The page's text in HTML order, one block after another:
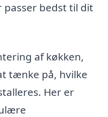
bedst til dit
af køkken,
tænke på, hvilke
Her er